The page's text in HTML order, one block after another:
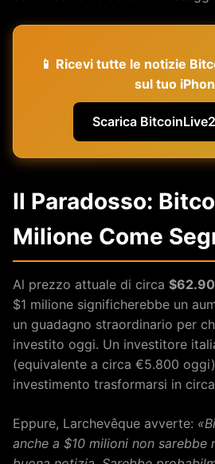
📱 Ricevi tutte le notizie
sul tuo
Scarica
Il Paradosso:
Milione Come
Al prezzo attuale di circa
$1 milione significherebbe un
un guadagno straordinario per
investito oggi. Un investitore
(equivalente a circa €5.800
investimento trasformarsi in
Eppure, Larchevêque avverte:
anche a $10 milioni non sarebbe